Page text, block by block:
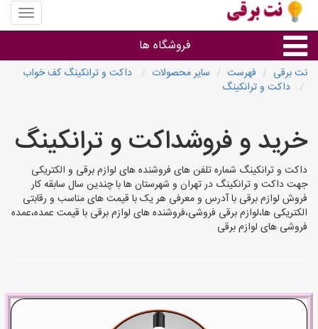
منوی
سایت
برقی
فروشگاه ها
سایر گروه ها
فروشنده های لوازم برقی
نت برقی فهرست سایر محصولات
داکت و ترانکینگ کف خواب
داکت و ترانکینگ
خرید و فروشداکت و ترانکینگ
داکت و ترانکینگ شماره تلفن های فروشنده های لوازم برقی و الکتریکی
جهت داکت و ترانکینگ در تهران و شهرستان ها با چندین سال سابقه کار
فروش لوازم برقی با آدرس و معرفی هر یک با قیمت های مناسب و رقابتی
الکتریکی ها،لوازم برقی فروشی،فروشنده های لوازم برقی با قیمت عمده،عمده
فروشی های لوازم برقی